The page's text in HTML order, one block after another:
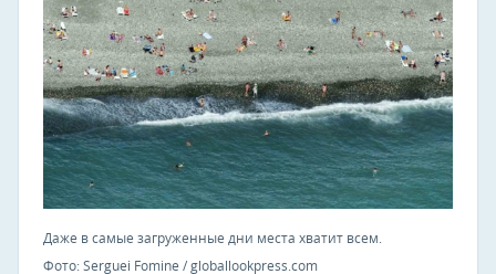
Даже в самые загруженные дни места хватит всем.
Фото: Serguei Fomine / globallookpress.com